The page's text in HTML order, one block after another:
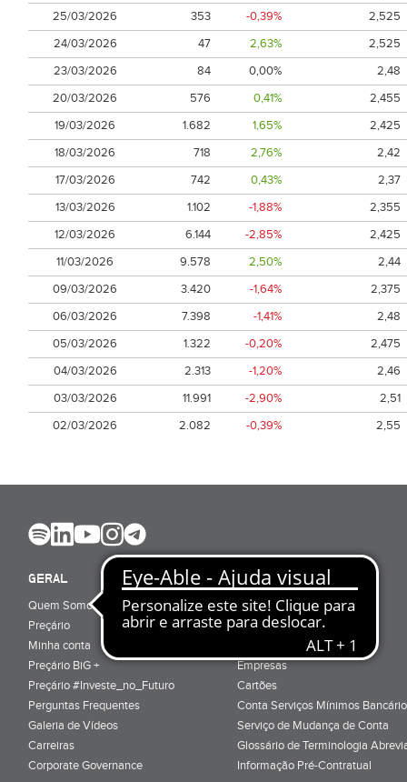
25/03/2026
353 -0,39%
2,525
24/03/2026
47 2,63%
2,525
23/03/2026
84 0,00%
2,48
20/03/2026
576 0,41%
2,455
19/03/2026
1.682 1,65%
2,425
18/03/2026
718 2,76%
2,42
17/03/2026
742 0,43%
2,37
13/03/2026
1.102 -1,88%
2,355
12/03/2026
6.144 -2,85%
2,425
11/03/2026
9.578 2,50%
2,44
09/03/2026
3.420 -1,64%
2,375
06/03/2026
7.398 -1,41%
2,48
05/03/2026
1.322 -0,20%
2,475
04/03/2026
2.313 -1,20%
2,46
03/03/2026
11.991 -2,90%
2,51
02/03/2026
2.082 -0,39% 2,55
GERAL
Quem Somos
Preçário
Minha conta
Preçário BiG +
Preçário #Investe_no_Futuro
Perguntas Frequentes
Galeria de Vídeos
Carreiras
Corporate Governance
ABRIR CONTA
Porquê ser cliente
Particulares
Júnior (sub-18)
Empresas
Cartões
Conta Serviços Mínimos
Serviço de Mudança de Conta
Glossário de Terminologia
Informação Pré-Contratual